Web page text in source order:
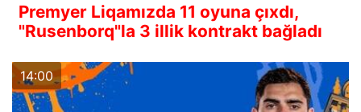
Premyer Liqamızda 11 oyuna çıxdı,
"Rusenborq"la 3 illik kontrakt bağladı
14:00